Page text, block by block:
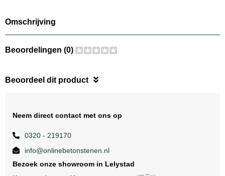
Omschrijving
Beoordelingen (0)
Beoordeel dit product
Neem direct contact met ons op
0320 - 219170
info@onlinebetonstenen.nl
Bezoek onze showroom in Lelystad